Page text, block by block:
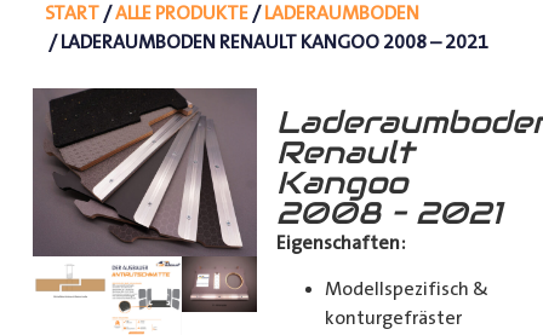
START/ALLE PRODUKTE/LADERAUMBODEN
/ LADERAUMBODEN RENAULT KANGOO 2008 – 2021
Renault
Kangoo
2008 – 2021
Eigenschaften:
Modellspezifisch &
konturgefräster